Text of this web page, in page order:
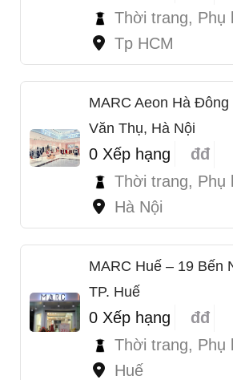
Thời trang, Phụ
Tp HCM
MARC Aeon Hà Đông
Văn Thụ, Hà Nội
0 Xếp hạng
đđ
Thời trang, Phụ
Hà Nội
MARC Huế – 19 Bến
TP. Huế
0 Xếp hạng
đđ
Thời trang, Phụ
Huế